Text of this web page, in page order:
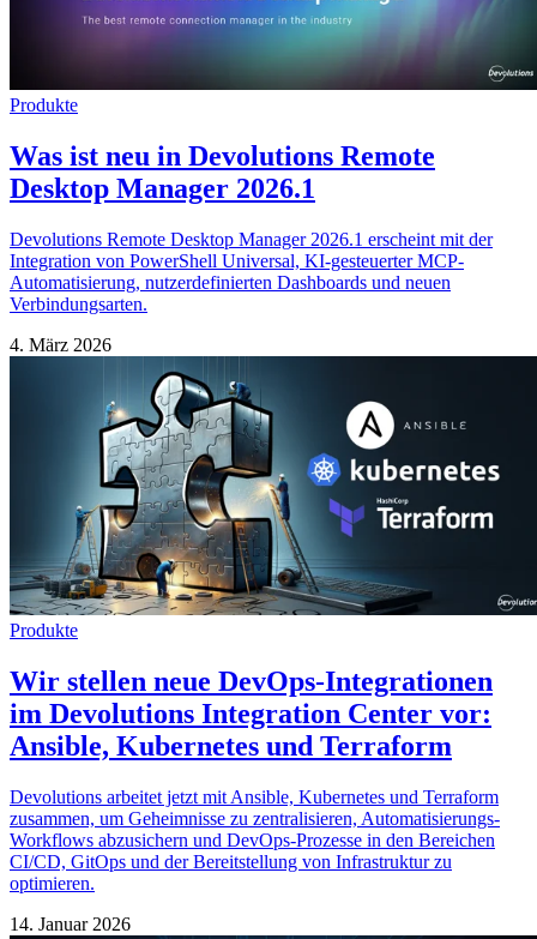
Produkte
Was ist neu in Devolutions Remote
Desktop Manager 2026.1
Devolutions Remote Desktop Manager 2026.1 erscheint mit der
Integration von PowerShell Universal, KI-gesteuerter MCP-
Automatisierung, nutzerdefinierten Dashboards und neuen
Verbindungsarten.
4. März 2026
Produkte
Wir stellen neue DevOps-Integrationen
im Devolutions Integration Center vor:
Ansible, Kubernetes und Terraform
Devolutions arbeitet jetzt mit Ansible, Kubernetes und Terraform
zusammen, um Geheimnisse zu zentralisieren, Automatisierungs-
Workflows abzusichern und DevOps-Prozesse in den Bereichen
CI/CD, GitOps und der Bereitstellung von Infrastruktur zu
optimieren.
14. Januar 2026